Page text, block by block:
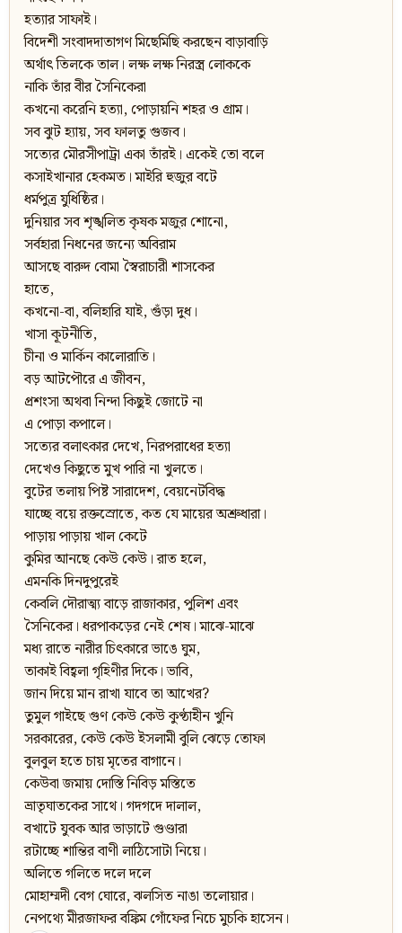
হত্যার সাফাই।
বিদেশী সংবাদদাতাগণ মিছেমিছি করছেন বাড়াবাড়ি
অর্থাৎ তিলকে তাল। লক্ষ লক্ষ নিরস্ত্র লোককে
নাকি তাঁর বীর সৈনিকেরা
কখনো করেনি হত্যা, পোড়ায়নি শহর ও গ্রাম।
সব ঝুট হ্যায়, সব ফালতু গুজব।
সত্যের মৌরসীপাট্রা একা তাঁরই। একেই তো বলে
কসাইখানার হেকমত। মাইরি হুজুর বটে
ধর্মপুত্র যুধিষ্ঠির।
দুনিয়ার সব শৃঙ্খলিত কৃষক মজুর শোনো,
সর্বহারা নিধনের জন্যে অবিরাম
আসছে বারুদ বোমা স্বৈরাচারী শাসকের
হাতে,
কখনো-বা, বলিহারি যাই, গুঁড়া দুধ।
খাসা কূটনীতি,
চীনা ও মার্কিন কালোরাতি।
বড় আটপৌরে এ জীবন,
প্রশংসা অথবা নিন্দা কিছুই জোটে না
এ পোড়া কপালে।
সত্যের বলাৎকার দেখে, নিরপরাধের হত্যা
দেখেও কিছুতে মুখ পারি না খুলতে।
বুটের তলায় পিষ্ট সারাদেশ, বেয়নেটবিদ্ধ
যাচ্ছে বয়ে রক্তস্রোতে, কত যে মায়ের অশ্রুধারা।
পাড়ায় পাড়ায় খাল কেটে
কুমির আনছে কেউ কেউ। রাত হলে,
এমনকি দিনদুপুরেই
কেবলি দৌরাত্ম্য বাড়ে রাজাকার, পুলিশ এবং
সৈনিকের। ধরপাকড়ের নেই শেষ। মাঝে-মাঝে
মধ্য রাতে নারীর চিৎকারে ভাঙে ঘুম,
তাকাই বিহ্বলা গৃহিণীর দিকে। ভাবি,
জান দিয়ে মান রাখা যাবে তা আখের?
তুমুল গাইছে গুণ কেউ কেউ কুণ্ঠাহীন খুনি
সরকারের, কেউ কেউ ইসলামী বুলি ঝেড়ে তোফা
বুলবুল হতে চায় মৃতের বাগানে।
কেউবা জমায় দোস্তি নিবিড় মস্তিতে
ভ্রাতৃঘাতকের সাথে। গদগদে দালাল,
বখাটে যুবক আর ভাড়াটে গুণ্ডারা
রটাচ্ছে শান্তির বাণী লাঠিসোটা নিয়ে।
অলিতে গলিতে দলে দলে
মোহাম্মদী বেগ ঘোরে, ঝলসিত নাঙা তলোয়ার।
নেপথ্যে মীরজাফর বঙ্কিম গোঁফের নিচে মুচকি হাসেন।